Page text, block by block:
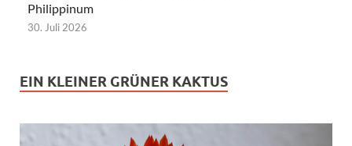
Philippinum
30. Juli 2026
EIN KLEINER GRÜNER KAKTUS